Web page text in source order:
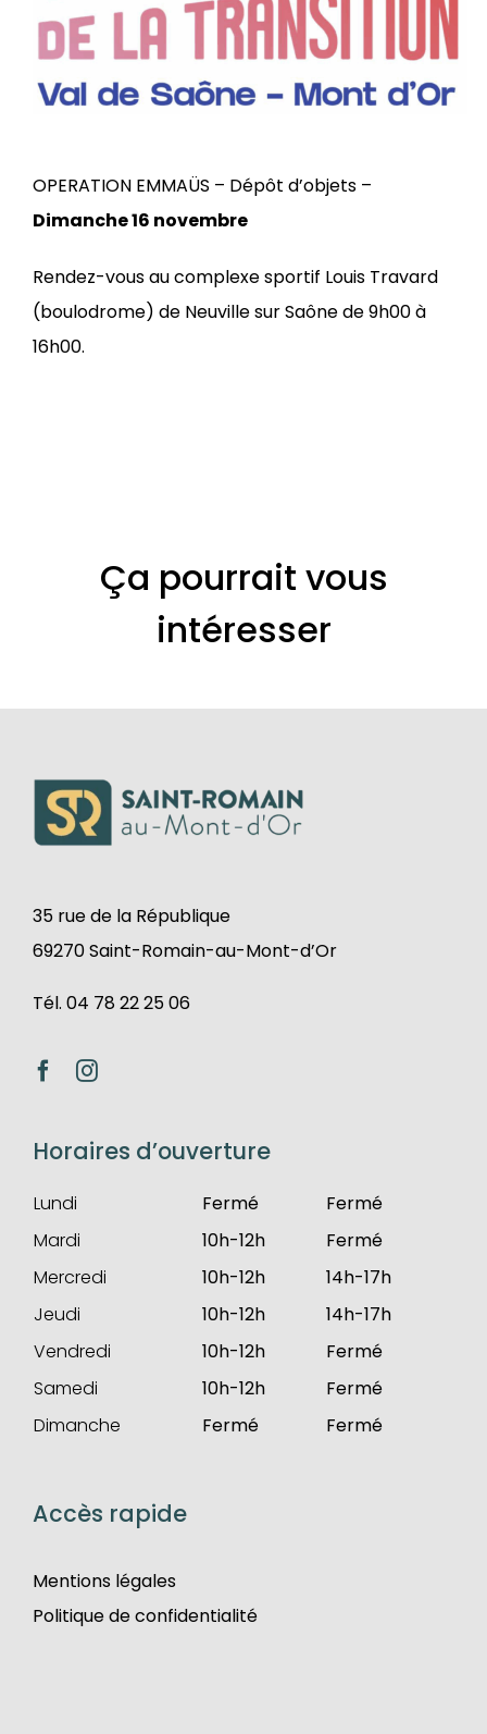
OPERATION EMMAÜS – Dépôt d’objets –
Dimanche 16 novembre
Rendez-vousau complexe sportif Louis Travard
(boulodrome) de Neuville sur Saône de 9h00 à
16h00.
Ça pourrait vous
intéresser
35 rue de la République
69270 Saint-Romain-au-Mont-d’Or
Tél. 04 78 22 25 06
Horaires d’ouverture
Lundi Fermé
Fermé
Mardi
10h-12h
Fermé
Mercredi
10h-12h
14h-17h
Jeudi
10h-12h
14h-17h
Vendredi
10h-12h
Fermé
Samedi
10h-12h
Fermé
Dimanche
Fermé Fermé
Accès rapide
Mentions légales
Politique de confidentialité